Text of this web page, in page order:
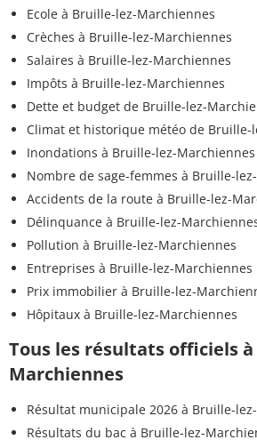
Ecole à Bruille-lez-Marchiennes
Crèches à Bruille-lez-Marchiennes
Salaires à Bruille-lez-Marchiennes
Impôts à Bruille-lez-Marchiennes
Dette et budget de Bruille-lez-
Climat et historique météo de Bruille-
Inondations à Bruille-lez-Marchiennes
Nombre de sage-femmes à Bruille-
Accidents de la route à Bruille-lez-
Délinquance à Bruille-lez-
Pollution à Bruille-lez-Marchiennes
Entreprises à Bruille-lez-Marchiennes
Prix immobilier à Bruille-lez-
Hôpitaux à Bruille-lez-Marchiennes
Tous les résultats officiels
Marchiennes
Résultat municipale 2026 à Bruille-
Résultats du bac à Bruille-lez-